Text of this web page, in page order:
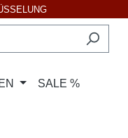
SALE %